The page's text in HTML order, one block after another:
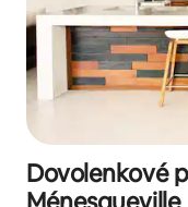
Dovolenkové